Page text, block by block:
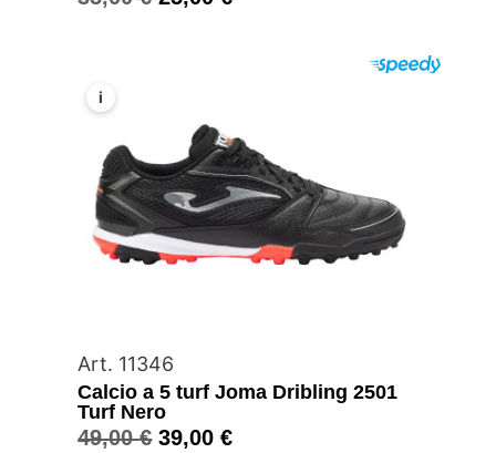
i
Art. 11346
Calcio a 5 turf Joma Dribling 2501
Turf Nero
49,00€ 39,00€